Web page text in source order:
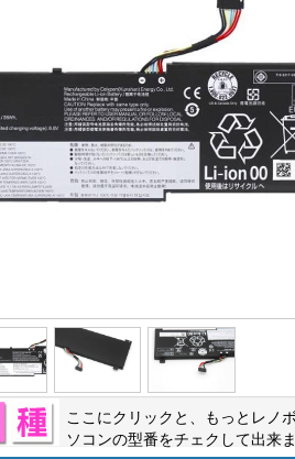
ここにクリックと、もっと レノボ
ソコンの型番をチェクして出来ま